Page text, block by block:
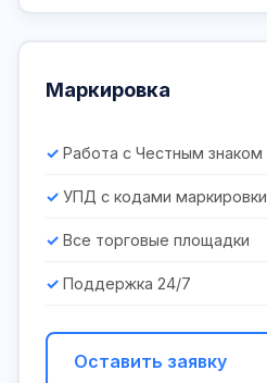
Маркировка
Работа с Честным знаком
УПД с кодами маркировки
Все торговые площадки
Поддержка 24/7
Оставить заявку